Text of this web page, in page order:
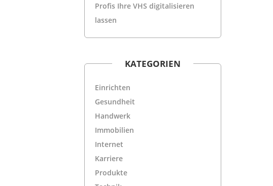
Profis Ihre VHS digitalisieren
lassen
KATEGORIEN
Einrichten
Gesundheit
Handwerk
Immobilien
Internet
Karriere
Produkte